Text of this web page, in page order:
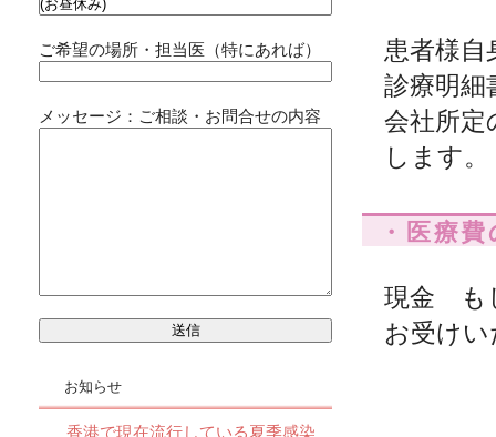
患者様
診療明細
会社所定
します。
・医療
現金 も
お受け
ご希望の場所・担当医（特にあれば）
メッセージ：ご相談・お問合せの内容
お知らせ
香港で現在流行している夏季感染